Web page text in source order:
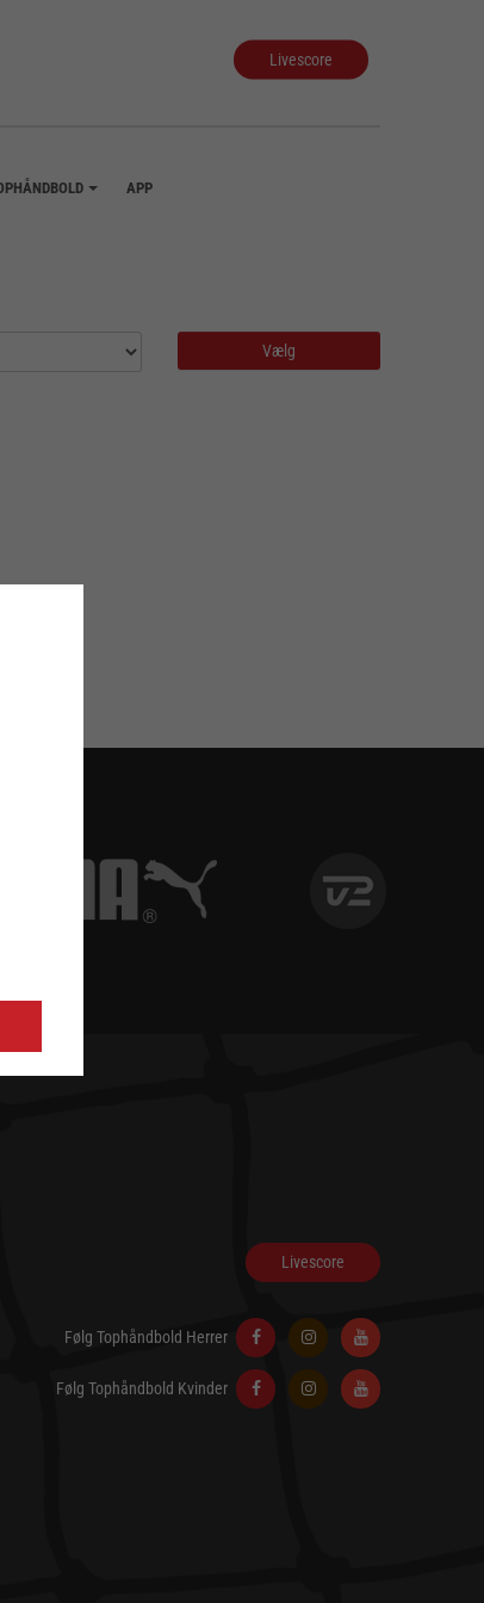
Livescore
APP
Livescore
Følg Tophåndbold Herrer
Følg Tophåndbold Kvinder